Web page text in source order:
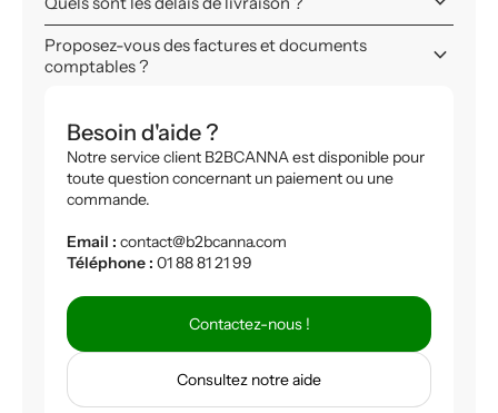
Besoin d'aide ?
Notre service client B2BCANNA est disponible pour
toute question concernant un paiement ou une
commande.
Email : contact@b2bcanna.com
Téléphone : 01 88 81 21 99
Contactez-nous !
Consultez notre aide
Proposez-vous des factures et documents
comptables ?
keyboard_arrow_down